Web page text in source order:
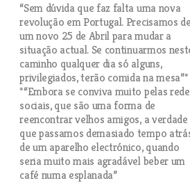
“Sem dúvida que faz falta uma nova
revolução em Portugal. Precisamos de
um novo 25 de Abril para mudar a
situação actual. Se continuarmos
caminho qualquer dia só alguns,
privilegiados, terão comida na mesa”*
*“Embora se conviva muito pelas
sociais, que são uma forma de
reencontrar velhos amigos, a verdade
que passamos demasiado tempo
de um aparelho electrónico, quando
seria muito mais agradável beber um
café numa esplanada”